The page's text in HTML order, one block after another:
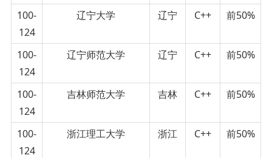
100-
124
辽宁大学 辽宁 C++ 前50%
100-
124
辽宁师范大学 辽宁 C++ 前50%
100-
124
吉林师范大学 吉林 C++ 前50%
100-
124
浙江理工大学 浙江 C++ 前50%